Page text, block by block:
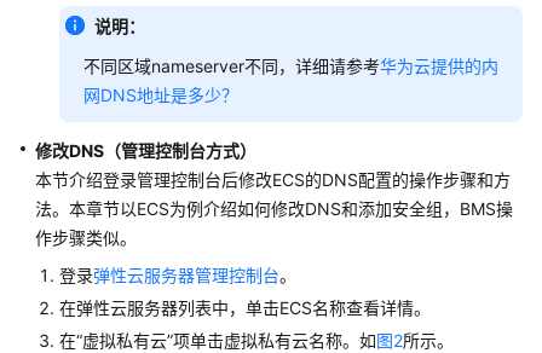
SDK
景
代
码
示
常
见
说明：
不同区域nameserver不同，详细请参考华为云提供的内
网DNS地址是多少？
修改DNS（管理控制台方式）
本节介绍登录管理控制台后修改ECS的DNS配置的操作步骤和方
法。本章节以ECS为例介绍如何修改DNS和添加安全组，BMS操
作步骤类似。
登录弹性云服务器管理控制台。
在弹性云服务器列表中，单击ECS名称查看详情。
在“虚拟私有云”项单击虚拟私有云名称。如图2所示。